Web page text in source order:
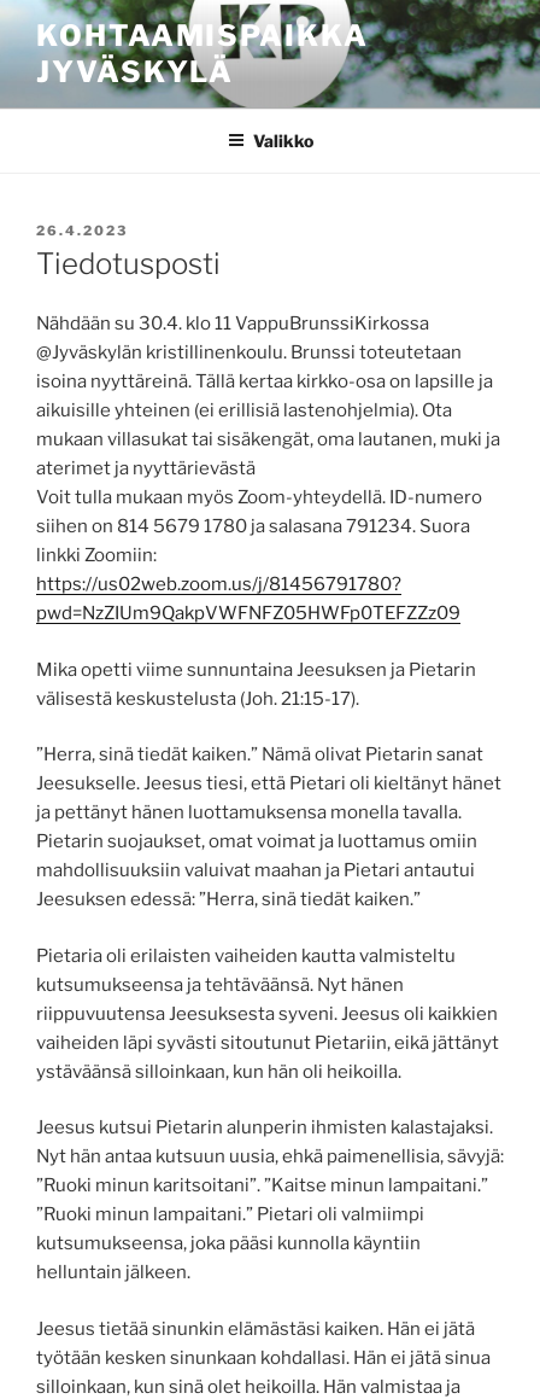
sisältöönKOHTAAMISPAIKKA
JYVÄSKYLÄ
Valikko
JULKAISTU
26.4.2023
Tiedotusposti
Nähdään su 30.4. klo 11 VappuBrunssiKirkossa
@Jyväskylän kristillinenkoulu. Brunssi toteutetaan
isoina nyyttäreinä. Tällä kertaa kirkko-osa on lapsille ja
aikuisille yhteinen (ei erillisiä lastenohjelmia). Ota
mukaan villasukat tai sisäkengät, oma lautanen, muki ja
aterimet ja nyyttärievästä
Voit tulla mukaan myös Zoom-yhteydellä. ID-numero
siihen on 814 5679 1780 ja salasana 791234. Suora
linkki Zoomiin:
https://us02web.zoom.us/j/81456791780?
pwd=NzZIUm9QakpVWFNFZ05HWFp0TEFZZz09
Mika opetti viime sunnuntaina Jeesuksen ja Pietarin
välisestä keskustelusta (Joh. 21:15-17).
”Herra, sinä tiedät kaiken.” Nämä olivat Pietarin sanat
Jeesukselle. Jeesus tiesi, että Pietari oli kieltänyt hänet
ja pettänyt hänen luottamuksensa monella tavalla.
Pietarin suojaukset, omat voimat ja luottamus omiin
mahdollisuuksiin valuivat maahan ja Pietari antautui
Jeesuksen edessä: ”Herra, sinä tiedät kaiken.”
Pietaria oli erilaisten vaiheiden kautta valmisteltu
kutsumukseensa ja tehtäväänsä. Nyt hänen
riippuvuutensa Jeesuksesta syveni. Jeesus oli kaikkien
vaiheiden läpi syvästi sitoutunut Pietariin, eikä jättänyt
ystäväänsä silloinkaan, kun hän oli heikoilla.
Jeesus kutsui Pietarin alunperin ihmisten kalastajaksi.
Nyt hän antaa kutsuun uusia, ehkä paimenellisia, sävyjä:
”Ruoki minun karitsoitani”. ”Kaitse minun lampaitani.”
”Ruoki minun lampaitani.” Pietari oli valmiimpi
kutsumukseensa, joka pääsi kunnolla käyntiin
helluntain jälkeen.
Jeesus tietää sinunkin elämästäsi kaiken. Hän ei jätä
työtään kesken sinunkaan kohdallasi. Hän ei jätä sinua
silloinkaan, kun sinä olet heikoilla. Hän valmistaa ja